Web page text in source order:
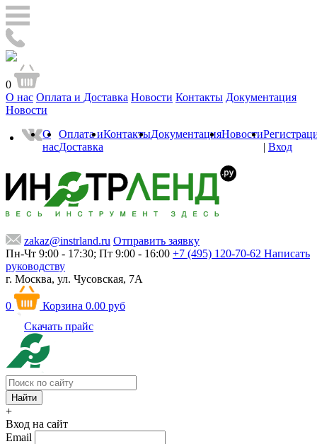
0
О нас Оплата и Доставка Новости Контакты Документация
Новости
О
нас
Оплата и
Доставка
КонтактыДокументацияНовости
| Вход
zakaz@instrland.ru Отправить заявку
Пн-Чт 9:00 - 17:30; Пт 9:00 - 16:00 +7 (495) 120-70-62 Написать
руководству
г. Москва, ул. Чусовская, 7А
0 Корзина 0.00 руб
Скачать прайс
+
Вход на сайт
Email